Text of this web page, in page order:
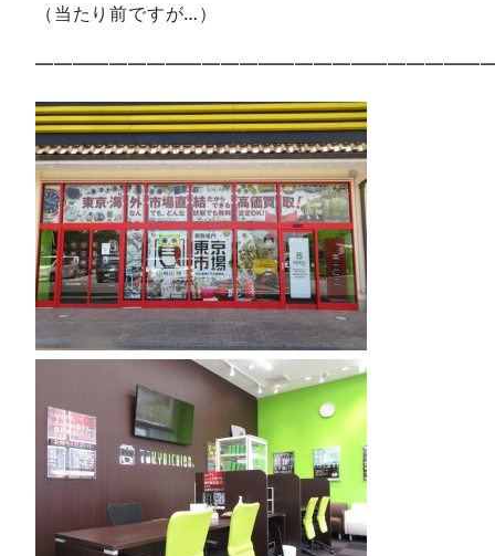
（当たり前ですが…）